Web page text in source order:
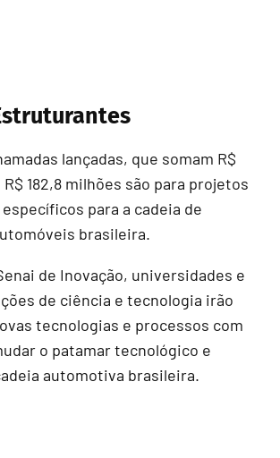
lançadas, que somam R$
182,8 milhões são para projetos
para a cadeia de
brasileira.
de Inovação, universidades e
de ciência e tecnologia irão
tecnologias e processos com
o patamar tecnológico e
automotiva brasileira.